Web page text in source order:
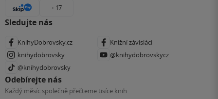
+ 17
Sledujte nás
KnihyDobrovsky.cz
Knižní závisláci
knihydobrovsky
@knihydobrovskycz
@knihydobrovsky
Odebírejte nás
Každý měsíc společně přečteme tisíce knih